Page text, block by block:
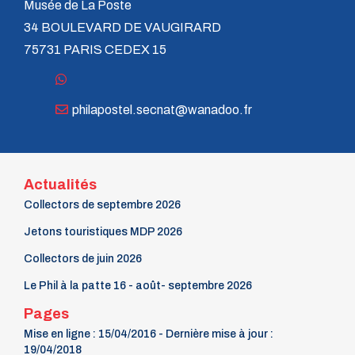
n° 118 - Janvier 2004
n° 117 - Octobre 2003
n° 115 - Avril 2003
n° 111 - Avril 2002
n° 107 - Avril 2001
n° 105 - Octobre 2000
n° 104 - Juillet 2000
n° 102 - Janvier 2000
n° 99 - Avril 1999
n° 72 - Juillet 1998
Musée de La Poste
34 BOULEVARD DE VAUGIRARD
75731 PARIS CEDEX 15
philapostel.secnat@wanadoo.fr
Actualités
Collectors de septembre 2026
Jetons touristiques MDP 2026
Collectors de juin 2026
Le Phil à la patte 16 - août- septembre 2026
Pages
Mise en ligne : 15/04/2016 - Dernière mise à jour :
19/04/2018